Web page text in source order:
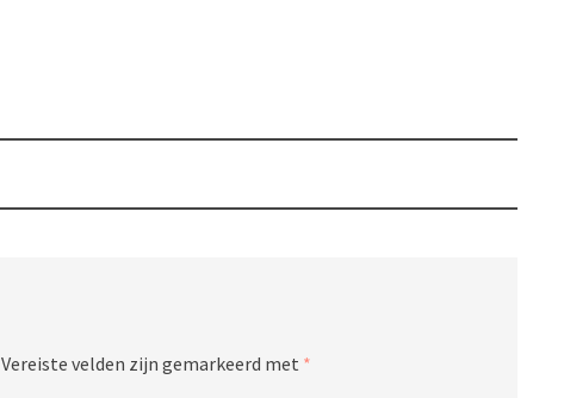
Vereiste velden zijn gemarkeerd met *